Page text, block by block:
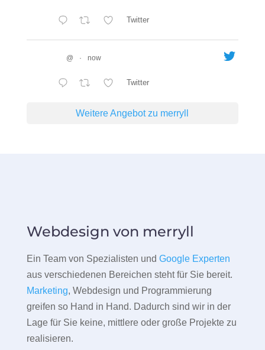
Twitter
@ · now
Twitter
Weitere Angebot zu merryll
Webdesign von merryll
Ein Team von Spezialisten und Google Experten
aus verschiedenen Bereichen steht für Sie bereit.
Marketing, Webdesign und Programmierung
greifen so Hand in Hand. Dadurch sind wir in der
Lage für Sie keine, mittlere oder große Projekte zu
realisieren.